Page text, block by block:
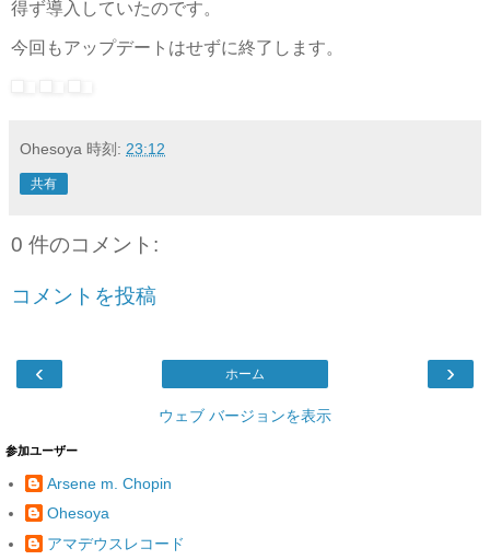
得ず導入していたのです。
今回もアップデートはせずに終了します。
Ohesoya 時刻: 23:12
共有
0 件のコメント:
コメントを投稿
‹ ›
ホーム
ウェブ バージョンを表示
参加ユーザー
Arsene m. Chopin
Ohesoya
アマデウスレコード